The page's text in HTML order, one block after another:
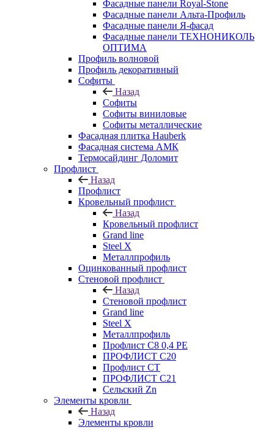
Фасадные панели Royal-Stone
Фасадные панели Альта-Профиль
Фасадные панели Я-фасад
Фасадные панели ТЕХНОНИКОЛЬ
ОПТИМА
Профиль волновой
Профиль декоративный
Софиты
Назад
Софиты
Софиты виниловые
Софиты металлические
Фасадная плитка Hauberk
Фасадная система АМК
Термосайдинг Доломит
Профлист
Назад
Профлист
Кровельный профлист
Назад
Кровельный профлист
Grand line
Steel X
Металлпрофиль
Оцинкованный профлист
Стеновой профлист
Назад
Стеновой профлист
Grand line
Steel X
Металлпрофиль
Профлист С8 0,4 РЕ
ПРОФЛИСТ С20
Профлист СТ
ПРОФЛИСТ С21
Сельский Zn
Элементы кровли
Назад
Элементы кровли